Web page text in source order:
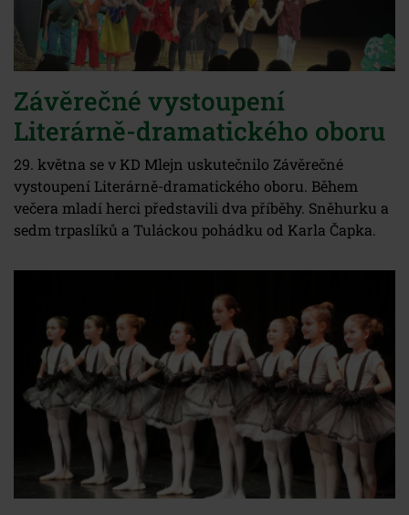
Závěrečné vystoupení
Literárně-dramatického oboru
29. května se v KD Mlejn uskutečnilo Závěrečné
vystoupení Literárně-dramatického oboru. Během
večera mladí herci představili dva příběhy. Sněhurku a
sedm trpaslíků a Tuláckou pohádku od Karla Čapka.